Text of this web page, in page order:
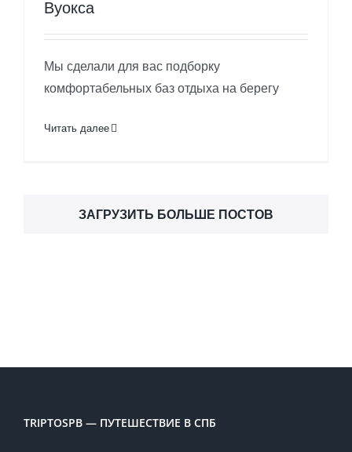
Вуокса
Мы сделали для вас подборку
комфортабельных баз отдыха на берегу
Читать далее
ЗАГРУЗИТЬ БОЛЬШЕ ПОСТОВ
TRIPTOSPB — ПУТЕШЕСТВИЕ В СПБ